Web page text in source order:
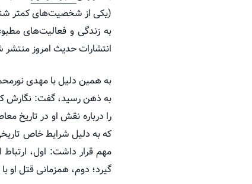
(یکی از شخصیت‌های کمتر
انتشارات حدیث امروز منتشر شد و چاپ دوم
به همین دلیل با مهدی
به ذهن رسید، گفت: نگارش
را درباره نقش او در تاریخ
که به دلیل شرایط خاص
مهم قرار داشت: اول،
گیرد؛ دوم، همزمانی قتل او